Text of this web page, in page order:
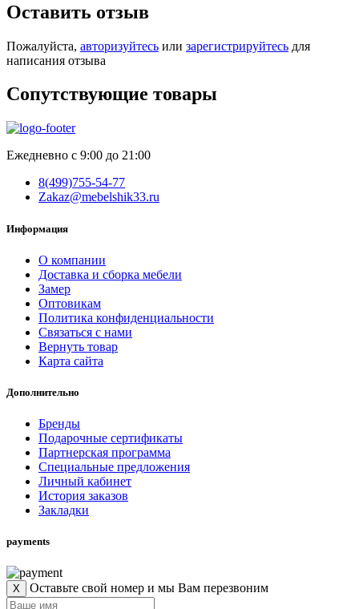
Оставить отзыв
Пожалуйста, авторизуйтесь или зарегистрируйтесь для
написания отзыва
Сопутствующие товары
Ежедневно с 9:00 до 21:00
8(499)755-54-77
Zakaz@mebelshik33.ru
Информация
О компании
Доставка и сборка мебели
Замер
Оптовикам
Политика конфиденциальности
Связаться с нами
Вернуть товар
Карта сайта
Дополнительно
Бренды
Подарочные сертификаты
Партнерская программа
Специальные предложения
Личный кабинет
История заказов
Закладки
payments
X Оставьте свой номер и мы Вам перезвоним